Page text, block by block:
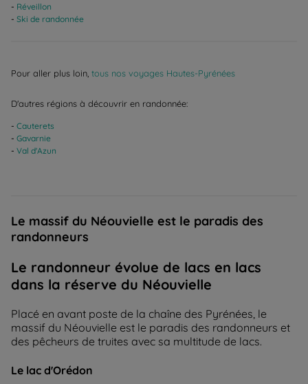
Réveillon
Ski de randonnée
Pour aller plus loin, tous nos voyages Hautes-Pyrénées
D'autres régions à découvrir en randonnée:
Cauterets
Gavarnie
Val d'Azun
Le massif du Néouvielle est le paradis des
randonneurs
Le randonneur évolue de lacs en lacs
dans la réserve du Néouvielle
Placé en avant poste de la chaîne des Pyrénées, le
massif du Néouvielle est le paradis des randonneurs et
des pêcheurs de truites avec sa multitude de lacs.
Le lac d'Orédon